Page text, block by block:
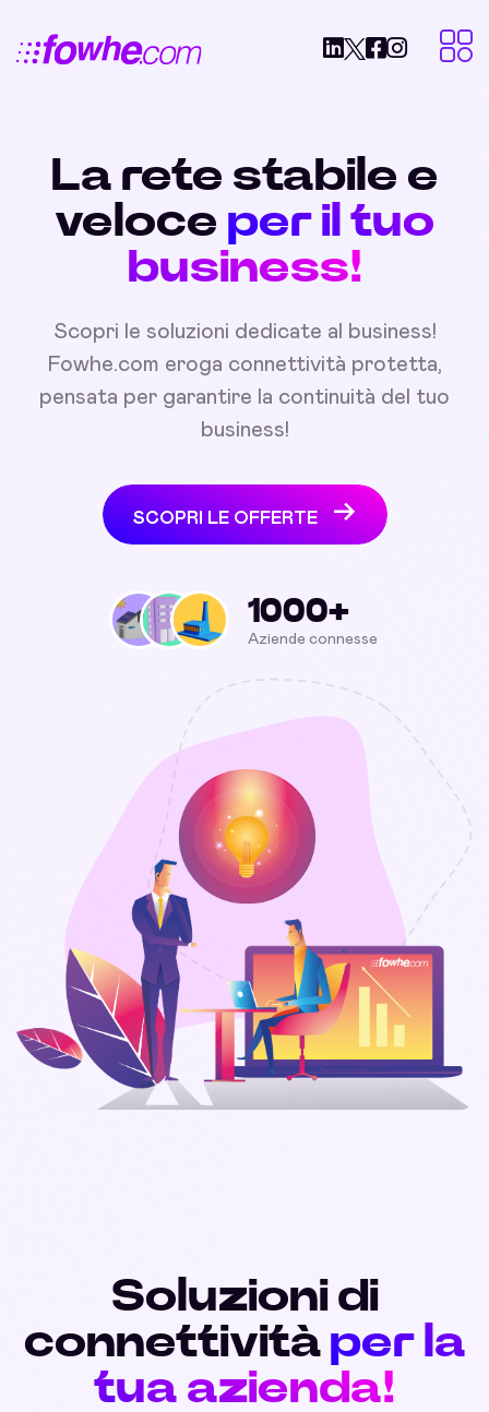
La rete stabile e
veloce per il tuo
business!
Scopri le soluzioni dedicate al business!
Fowhe.com eroga connettività protetta,
pensata per garantire la continuità del tuo
business!
SCOPRI LE OFFERTE
1000+
Aziende connesse
Soluzioni di
connettività per la
tua azienda!